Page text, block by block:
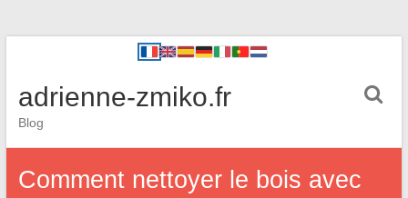
adrienne-zmiko.fr
Blog
Comment nettoyer le bois avec